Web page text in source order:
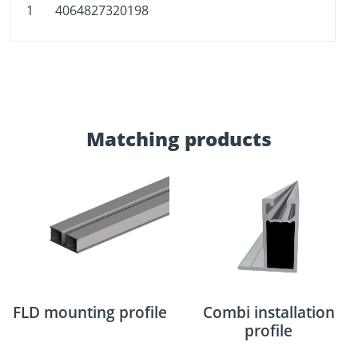
1 4064827320198
Matching products
FLD mounting profile
Combi installation
profile